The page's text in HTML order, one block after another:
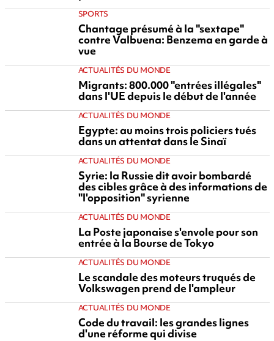
SPORTS
Chantage présumé à la "sextape"
contre Valbuena: Benzema en garde à
vue
ACTUALITÉS DU MONDE
Migrants: 800.000 "entrées illégales"
dans l'UE depuis le début de l'année
ACTUALITÉS DU MONDE
Egypte: au moins trois policiers tués
dans un attentat dans le Sinaï
ACTUALITÉS DU MONDE
Syrie: la Russie dit avoir bombardé
des cibles grâce à des informations de
"l'opposition" syrienne
ACTUALITÉS DU MONDE
La Poste japonaise s'envole pour son
entrée à la Bourse de Tokyo
ACTUALITÉS DU MONDE
Le scandale des moteurs truqués de
Volkswagen prend de l'ampleur
ACTUALITÉS DU MONDE
Code du travail: les grandes lignes
d'une réforme qui divise